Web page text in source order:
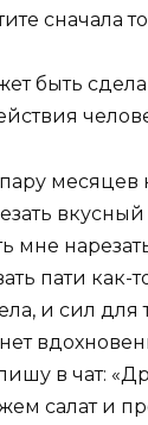
сначала
быть
месяцев
вкусный
пати
и сил для
в чат:
салат и